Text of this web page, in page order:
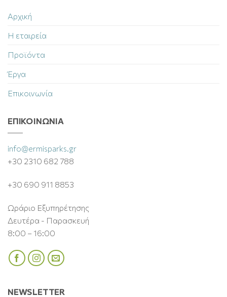
Αρχική
Η εταιρεία
Προϊόντα
Έργα
Επικοινωνία
ΕΠΙΚΟΙΝΩΝΊΑ
info@ermisparks.gr
+30 2310 682 788
+30 690 911 8853
Ωράριο Εξυπηρέτησης
Δευτέρα - Παρασκευή
8:00 – 16:00
NEWSLETTER